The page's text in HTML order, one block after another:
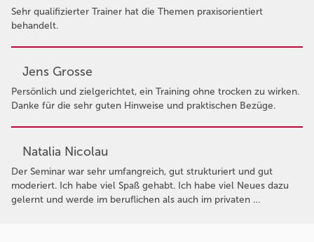
Sehr qualifizierter Trainer hat die Themen praxisorientiert
behandelt.
Jens Grosse
Persönlich und zielgerichtet, ein Training ohne trocken zu wirken.
Danke für die sehr guten Hinweise und praktischen Bezüge.
Natalia Nicolau
Der Seminar war sehr umfangreich, gut strukturiert und gut
moderiert. Ich habe viel Spaß gehabt. Ich habe viel Neues dazu
gelernt und werde im beruflichen als auch im privaten …